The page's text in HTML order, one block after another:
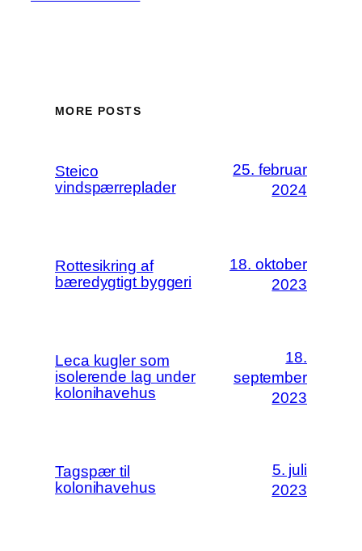
MORE POSTS
Steico
vindspærreplader
25. februar
2024
Rottesikring af
bæredygtigt byggeri
18. oktober
2023
Leca kugler som
isolerende lag under
kolonihavehus
18.
september
2023
Tagspær til
kolonihavehus
5. juli
2023